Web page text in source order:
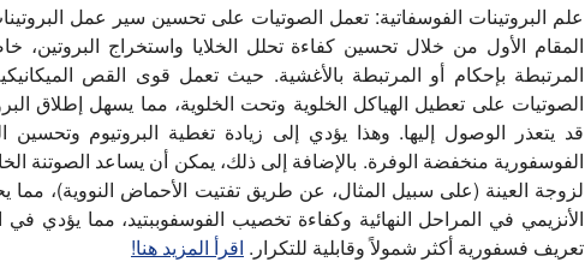
علم البروتينات الفوسفاتية: تعمل الصوتيات على تحسين سير عمل
المقام الأول من خلال تحسين كفاءة تحلل الخلايا واستخراج البروتين،
المرتبطة بإحكام أو المرتبطة بالأغشية. حيث تعمل قوى القص
الصوتيات على تعطيل الهياكل الخلوية وتحت الخلوية، مما يسهل إطلاق
قد يتعذر الوصول إليها. وهذا يؤدي إلى زيادة تغطية البروتيوم
الفوسفورية منخفضة الوفرة. بالإضافة إلى ذلك، يمكن أن يساعد الصوتنة
لزوجة العينة (على سبيل المثال، عن طريق تفتيت الأحماض النووية)،
الأنزيمي في المراحل النهائية وكفاءة تخصيب الفوسفوببتيد، مما يؤدي في
تعريف فسفورية أكثر شمولاً وقابلية للتكرار. اقرأ المزيد هنا!